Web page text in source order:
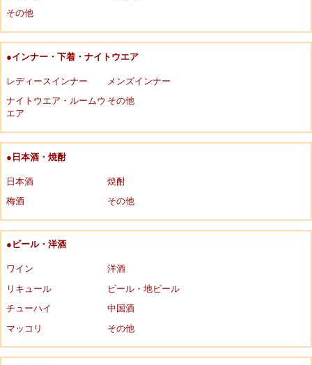
その他
●インナー・下着・ナイトウエア
レディースインナー
メンズインナー
ナイトウエア・ルームウ
エア
その他
●日本酒・焼酎
日本酒
焼酎
梅酒
その他
●ビール・洋酒
ワイン
洋酒
リキュール
ビール・地ビール
チューハイ
中国酒
マッコリ
その他